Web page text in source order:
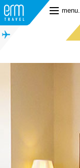
menu.